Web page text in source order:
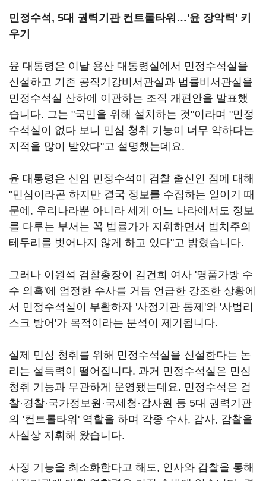
민정수석, 5대 권력기관 컨트롤타워…'윤 장악력' 키
우기
윤 대통령은 이날 용산 대통령실에서 민정수석실을
신설하고 기존 공직기강비서관실과 법률비서관실을
민정수석실 산하에 이관하는 조직 개편안을 발표했
습니다. 그는 "국민을 위해 설치하는 것"이라며 "민정
수석실이 없다 보니 민심 청취 기능이 너무 약하다는
지적을 많이 받았다"고 설명했는데요.
윤 대통령은 신임 민정수석이 검찰 출신인 점에 대해
"민심이라곤 하지만 결국 정보를 수집하는 일이기 때
문에, 우리나라뿐 아니라 세계 어느 나라에서도 정보
를 다루는 부서는 꼭 법률가가 지휘하면서 법치주의
테두리를 벗어나지 않게 하고 있다"고 밝혔습니다.
그러나 이원석 검찰총장이 김건희 여사 '명품가방 수
수 의혹'에 엄정한 수사를 거듭 언급한 강조한 상황에
서 민정수석실이 부활하자 '사정기관 통제'와 '사법리
스크 방어'가 목적이라는 분석이 제기됩니다.
실제 민심 청취를 위해 민정수석실을 신설한다는 논
리는 설득력이 떨어집니다. 과거 민정수석실은 민심
청취 기능과 무관하게 운영됐는데요. 민정수석은 검
찰·경찰·국가정보원·국세청·감사원 등 5대 권력기관
의 '컨트롤타워' 역할을 하며 각종 수사, 감사, 감찰을
사실상 지휘해 왔습니다.
사정 기능을 최소화한다고 해도, 인사와 감찰을 통해